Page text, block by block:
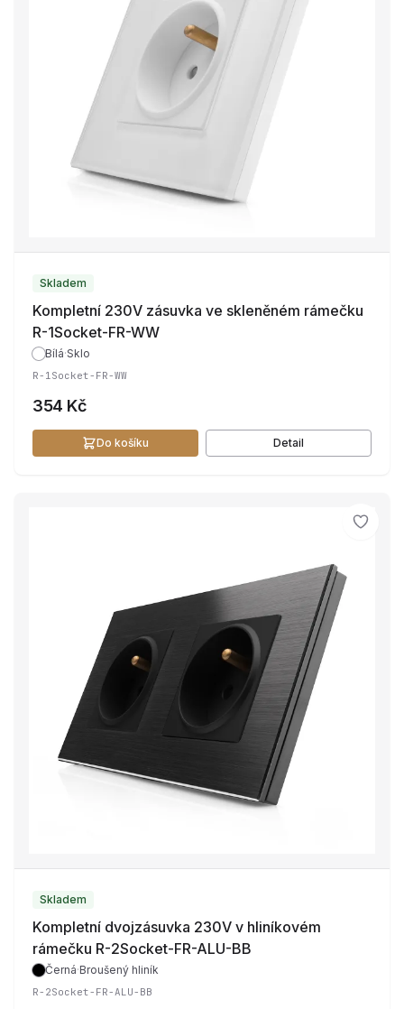
Skladem
Kompletní 230V zásuvka ve skleněném rámečku
R-1Socket-FR-WW
Bílá·Sklo
R-1Socket-FR-WW
354 Kč
Do košíku Detail
Skladem
Kompletní dvojzásuvka 230V v hliníkovém
rámečku R-2Socket-FR-ALU-BB
Černá·Broušený hliník
R-2Socket-FR-ALU-BB